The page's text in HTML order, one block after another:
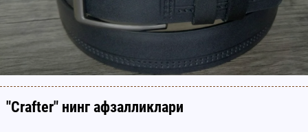
"Crafter" нинг афзалликлари